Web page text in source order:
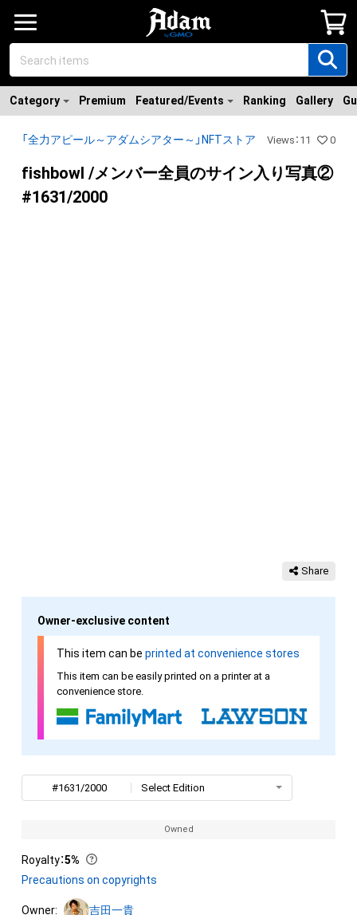
Category Premium Featured/Events Ranking Gallery
「全力アピール～アダムシアター～」NFTストア Views ： 11 0
fishbowl /メンバー全員のサイン入り写真②
#1631/2000
Share
Owner-exclusive content
This item can be printed at convenience stores
This item can be easily printed on a printer at a
convenience store.
#1631/2000 Select Edition
Owned
Royalty：5%
Precautions on copyrights
Owner: 吉田一貴